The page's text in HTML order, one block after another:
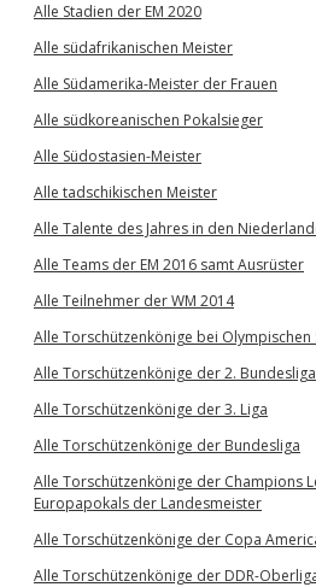
Alle Stadien der EM 2020
Alle südafrikanischen Meister
Alle Südamerika-Meister der Frauen
Alle südkoreanischen Pokalsieger
Alle Südostasien-Meister
Alle tadschikischen Meister
Alle Talente des Jahres in den
Alle Teams der EM 2016 samt Ausrüster
Alle Teilnehmer der WM 2014
Alle Torschützenkönige bei Olympischen
Alle Torschützenkönige der 2. Bundesliga
Alle Torschützenkönige der 3. Liga
Alle Torschützenkönige der Bundesliga
Alle Torschützenkönige der Champions
Europapokals der Landesmeister
Alle Torschützenkönige der Copa
Alle Torschützenkönige der DDR-